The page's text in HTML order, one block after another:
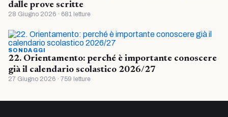
dalle prove scritte
28 Giugno 2026 · 681 letture
SONDAGGI
22. Orientamento: perché è importante conoscere
già il calendario scolastico 2026/27
27 Giugno 2026 · 759 letture